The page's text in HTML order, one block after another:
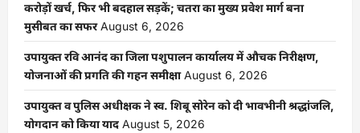
करोड़ों खर्च, फिर भी बदहाल सड़कें; चतरा का मुख्य प्रवेश मार्ग बना
मुसीबत का सफर August 6, 2026
उपायुक्त रवि आनंद का जिला पशुपालन कार्यालय में औचक निरीक्षण,
योजनाओं की प्रगति की गहन समीक्षा August 6, 2026
उपायुक्त व पुलिस अधीक्षक ने स्व. शिबू सोरेन को दी भावभीनी श्रद्धांजलि,
योगदान को किया याद August 5, 2026